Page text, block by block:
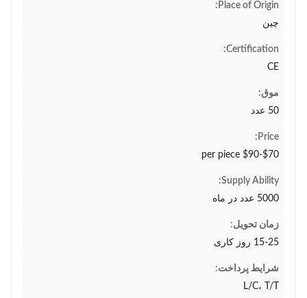
Place of Origin:
چین
Certification:
CE
موق:
50 عدد
Price:
$70-$90 per piece
Supply Ability:
5000 عدد در ماه
زمان تحویل:
15-25 روز کاری
شرایط پرداخت:
L/C، T/T